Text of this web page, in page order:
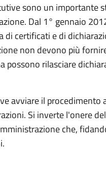
sono un importante
Dal 1° gennaio
di certificati e di
non devono più
possono rilasciare
avviare il
Si inverte l'onere
che,